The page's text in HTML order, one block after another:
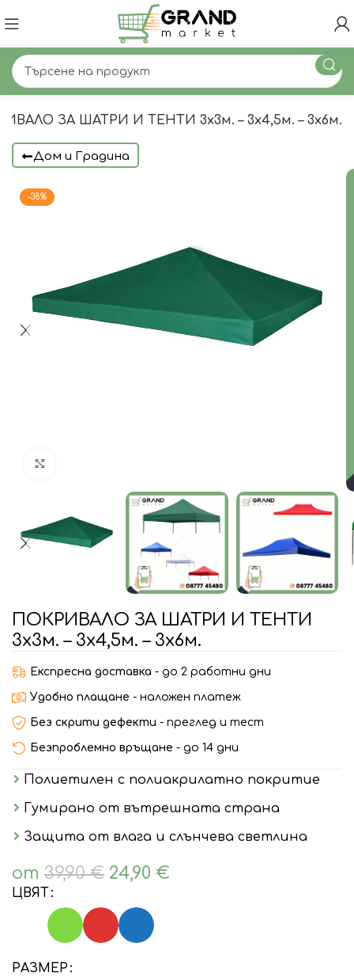
ЗА ШАТРИ И ТЕНТИ 3х3м. – 3х4,5м. – 3х6м.
Дом и Градина
-38%
ПОКРИВАЛО ЗА ШАТРИ И ТЕНТИ
3х3м. – 3х4,5м. – 3х6м.
Експресна доставка - до 2 работни дни
Удобно плащане - наложен платеж
Без скрити дефекти - преглед и тест
Безпроблемно връщане - до 14 дни
Полиетилен с полиакрилатно покритие
Гумирано от вътрешната страна
Защита от влага и слънчева светлина
от39,90€ 24,90€
ЦВЯТ
РАЗМЕР